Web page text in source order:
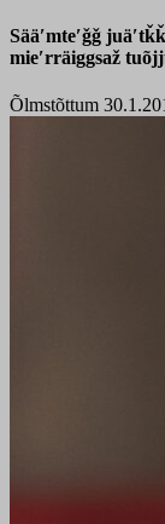
Sääʹmteʹǧǧ
mieʹrräiggsaž
Õlmstõttum